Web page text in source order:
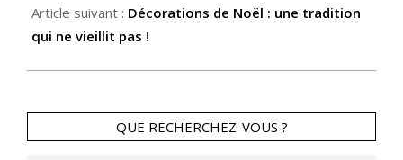
Article suivant : Décorations de Noël : une tradition
qui ne vieillit pas !
QUE RECHERCHEZ-VOUS ?